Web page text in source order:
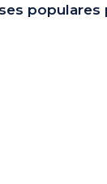
populares